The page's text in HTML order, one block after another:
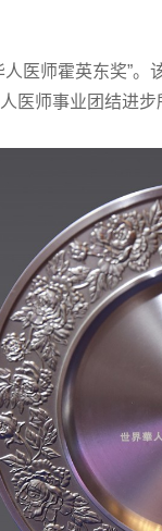
医师霍英东奖”
医师事业团结进步